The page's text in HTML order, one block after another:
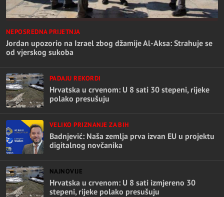
NEPOSREDNA PRIJETNJA
Jordan upozorio na Izrael zbog džamije Al-Aksa: Strahuje se
od vjerskog sukoba
PADAJU REKORDI
Hrvatska u crvenom: U 8 sati 30 stepeni, rijeke
polako presušuju
VELIKO PRIZNANJE ZA BIH
Badnjević: Naša zemlja prva izvan EU u projektu
digitalnog novčanika
NAJNOVIJE
Hrvatska u crvenom: U 8 sati izmjereno 30
stepeni, rijeke polako presušuju